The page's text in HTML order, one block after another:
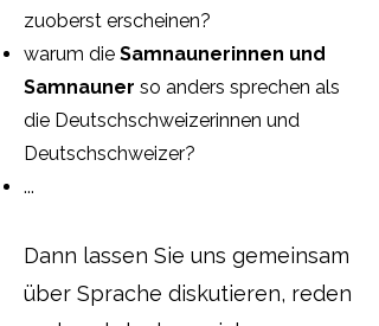
zuoberst erscheinen?
​warum die Samnaunerinnen und
Samnauner so anders sprechen als
die Deutschschweizerinnen und
Deutschschweizer?
...
Dann lassen Sie uns gemeinsam
über Sprache diskutieren, reden